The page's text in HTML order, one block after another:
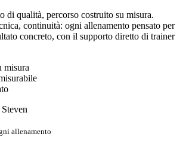
di qualità, percorso costruito su misura.
continuità: ogni allenamento pensato per
concreto, con il supporto diretto di trainer
misura
allenamento